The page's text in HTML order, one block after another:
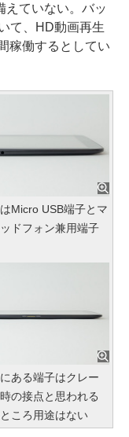
えていない。バッ
て、HD動画再生
稼働するとしてい
Micro USB端子とマ
ドフォン兼用端子
ある端子はクレー
の接点と思われる
ころ用途はない